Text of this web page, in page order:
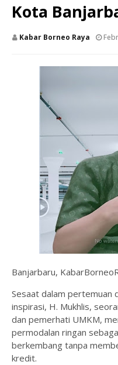
Kota
Kabar Borneo Raya
Banjarbaru,
Sesaat dalam pertemuan
inspirasi, H. Mukhlis,
dan pemerhati UMKM,
permodalan ringan
berkembang tanpa
kredit.